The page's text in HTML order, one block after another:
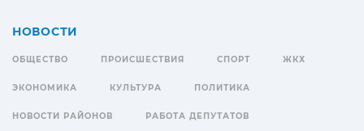
НОВОСТИ
ОБЩЕСТВО ПРОИСШЕСТВИЯ СПОРТ ЖКХ
ЭКОНОМИКА КУЛЬТУРА ПОЛИТИКА
НОВОСТИ РАЙОНОВ РАБОТА ДЕПУТАТОВ